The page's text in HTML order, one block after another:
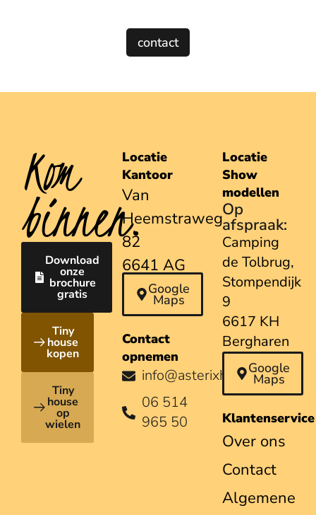
contact
Kom
binnen.
Download
onze
brochure
gratis
Tiny
house
kopen
Tiny
house
op
wielen
Locatie
Kantoor
Van
Heemstraweg
82
6641 AG
Beuningen
Google
Maps
Contact
opnemen
info@asterixhouses.nl
06 514
965 50
Locatie
Show
modellen
Op
afspraak:
Camping
de Tolbrug,
Stompendijk
9
6617 KH
Bergharen
Google
Maps
Klantenservice
Over ons
Contact
Algemene